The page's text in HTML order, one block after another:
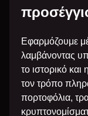
Εφαρμόζουμε
λαμβάνοντας
το ιστορικό
τον τρόπο
πορτοφόλια,